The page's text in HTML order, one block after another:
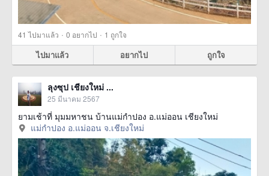
41 ไปมาแล้ว · 0 อยากไป · 1 ถูกใจ
ไปมาแล้ว อยากไป ถูกใจ
ลุงซุป เชียงใหม่ ...
25 มีนาคม 2567
ยามเช้าที่ มุมมหาชน บ้านแม่กำปอง อ.แม่ออน เชียงใหม่
แม่กำปอง อ.แม่ออน จ.เชียงใหม่